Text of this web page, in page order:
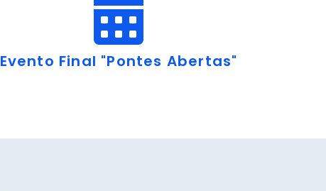
Evento Final "Pontes Abertas"